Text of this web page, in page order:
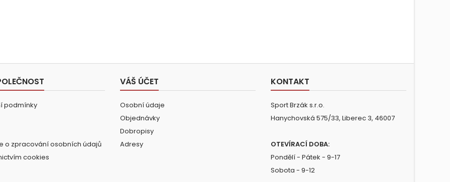
podmínky
o zpracování osobních údajů
cookies
VÁŠ ÚČET
Osobní údaje
Objednávky
Dobropisy
Adresy
KONTAKT
Sport Brzák s.r.o.
Hanychovská 575/33, Liberec 3, 46007
OTEVÍRACÍ DOBA:
Pondělí - Pátek - 9-17
Sobota - 9-12